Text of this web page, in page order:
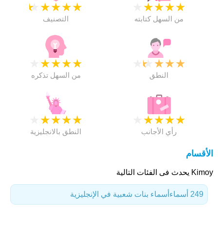
★
★
★
★
★
التصنيف
★
★
★
★
من السهل كتابته
★
★
★
★
من السهل تذكره
★
★
★
★
النطق
★
★
★
★
النطق بالانجليزية
★
★
★
★
رأي الأجانب
الأقسام
Kimoy يحدث فى الفئات التالية
أسماء بنات شعبية في الإنجليزية 249 أسماء